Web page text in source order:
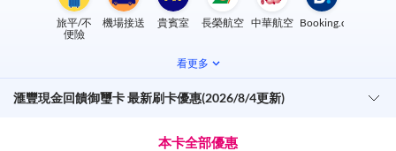
旅平/不
便險
機場接送 貴賓室 長榮航空 中華航空 Booking.com
看更多
滙豐現金回饋御璽卡 最新刷卡優惠(2026/8/4更新)
本卡全部優惠